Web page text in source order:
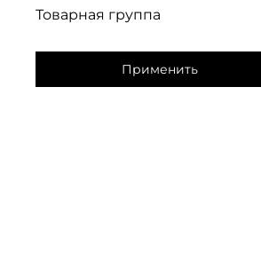
Товарная группа
Применить